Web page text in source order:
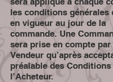
les conditions générales
en vigueur au jour de la
commande. Une
sera prise en compte par
Vendeur qu’après
préalable des Conditions
l’Acheteur.